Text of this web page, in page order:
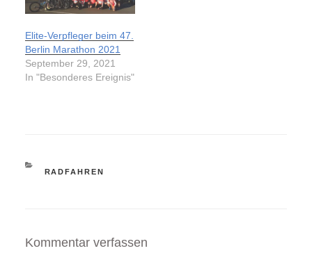
Elite-Verpfleger beim 47.
Berlin Marathon 2021
September 29, 2021
In "Besonderes Ereignis"
KATEGORIEN
RADFAHREN
Kommentar verfassen